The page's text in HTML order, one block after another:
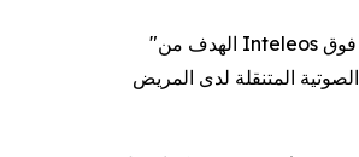
"الهدف من Inteleos هو وضع معايير عالمية لكفاءة الأطباء والتزامها، وتضمن هذه الشراكة أنه مع بدء المزيد من الأطباء حول العالم رحلتهم في مجال التصوير بأجهزة الموجات فوق
الصوتية المتنقلة لدى المريض (POCUS)، فإنهم يعتمدون على أساس يفي بمعيار عالمي مُعترف به، وليس مجرد إكمال دورة تدريبية"، هذا ما قالته Jasmine Rockett، مديرة أكاديمية